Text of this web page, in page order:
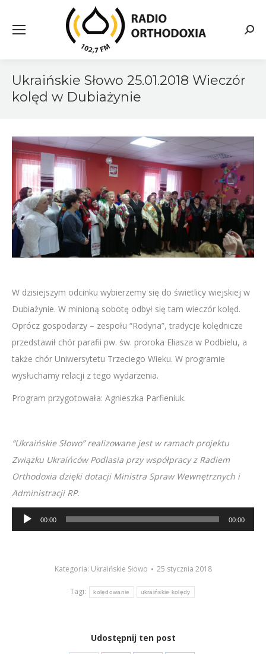
Ukraińskie Słowo 25.01.2018 Wieczór
kolęd w Dubiażynie
W dzisiejszym odcinku wybierzemy się do świetlicy wiejskiej w
Dubiażynie. W minioną sobotę odbył się tam wieczór kolęd.
Oprócz gospodarzy – zespołu “Rodyna”, tradycje kolędnicze
przedstawił chór parafii pw. św. proroka Eliasza w Podbielu, a
także chór Uniwersytetu Trzeciego Wieku. W programie
wysłuchamy relacji z tego wydarzenia.
Program przygotowała: Agnieszka Parfieniuk.
“Ukraińskie Słowo” realizowane jest w ramach projektu
Związku Ukraińców Podlasia przy współpracy z Radiem
Orthodoxia dzięki dotacji Ministra Spraw Wewnętrznych i
Administracji RP.
Odtwarzacz
plików
00:00 00:00
Kategoria: Ukraińskie Słowo 25 stycznia 2018
Tagi: kolędowanie ukraińskie kolędy
Udostępnij ten post